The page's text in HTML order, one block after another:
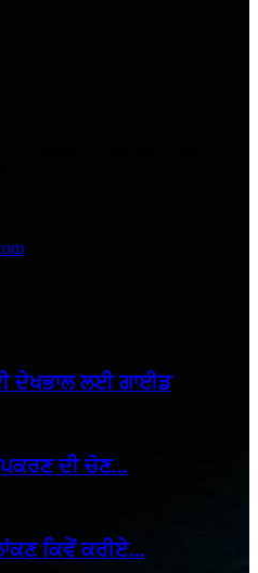
ਦੇਖਭਾਲ ਲਈ ਗਾਈਡ
ਦੀ ਚੋਣ...
ਕਿਵੇਂ ਕਰੀਏ...